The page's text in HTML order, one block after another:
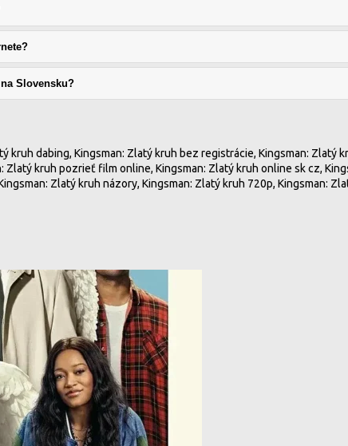
Slovensku?
kruh dabing, Kingsman: Zlatý kruh bez registrácie, Kingsman:
Zlatý kruh pozrieť film online, Kingsman: Zlatý kruh online sk cz,
Zlatý kruh názory, Kingsman: Zlatý kruh 720p, Kingsman: